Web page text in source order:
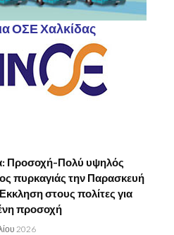
ΟΣΕ Χαλκίδας
Προσοχή-Πολύ υψηλός
πυρκαγιάς την Παρασκευή
στους πολίτες για
προσοχή
2026